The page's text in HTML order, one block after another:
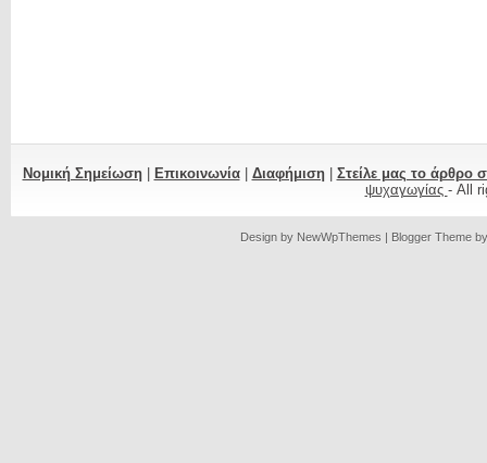
Νομική Σημείωση| Επικοινωνία| Διαφήμιση| Στείλε μας το άρθρο
ψυχαγωγίας - All
Design by NewWpThemes | Blogger Theme